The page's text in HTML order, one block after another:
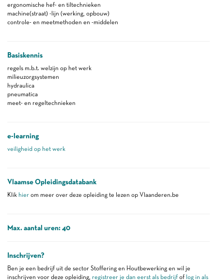
ergonomische hef- en tiltechnieken
machine(straat) -lijn (werking, opbouw)
controle- en meetmethoden en -middelen
Basiskennis
regels m.b.t. welzijn op het werk
milieuzorgsystemen
hydraulica
pneumatica
meet- en regeltechnieken
e-learning
veiligheid op het werk
Vlaamse Opleidingsdatabank
Klik hier om meer over deze opleiding te lezen op Vlaanderen.be
Max. aantal uren: 40
Inschrijven?
Ben je een bedrijf uit de sector Stoffering en Houtbewerking en wil je
inschrijven voor deze opleiding, registreer je dan eerst als bedrijf of log in als